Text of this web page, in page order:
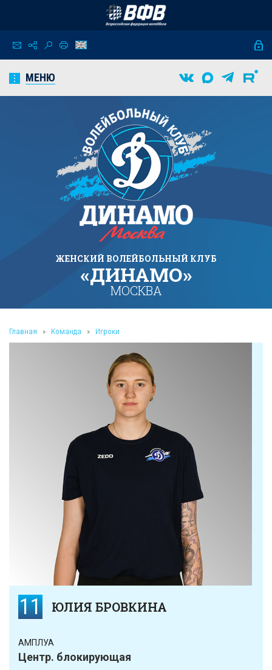
МЕНЮ
ЖЕНСКИЙ ВОЛЕЙБОЛЬНЫЙ КЛУБ
«ДИНАМО»
МОСКВА
Главная » Команда » Игроки
11 ЮЛИЯ БРОВКИНА
АМПЛУА
Центр. блокирующая